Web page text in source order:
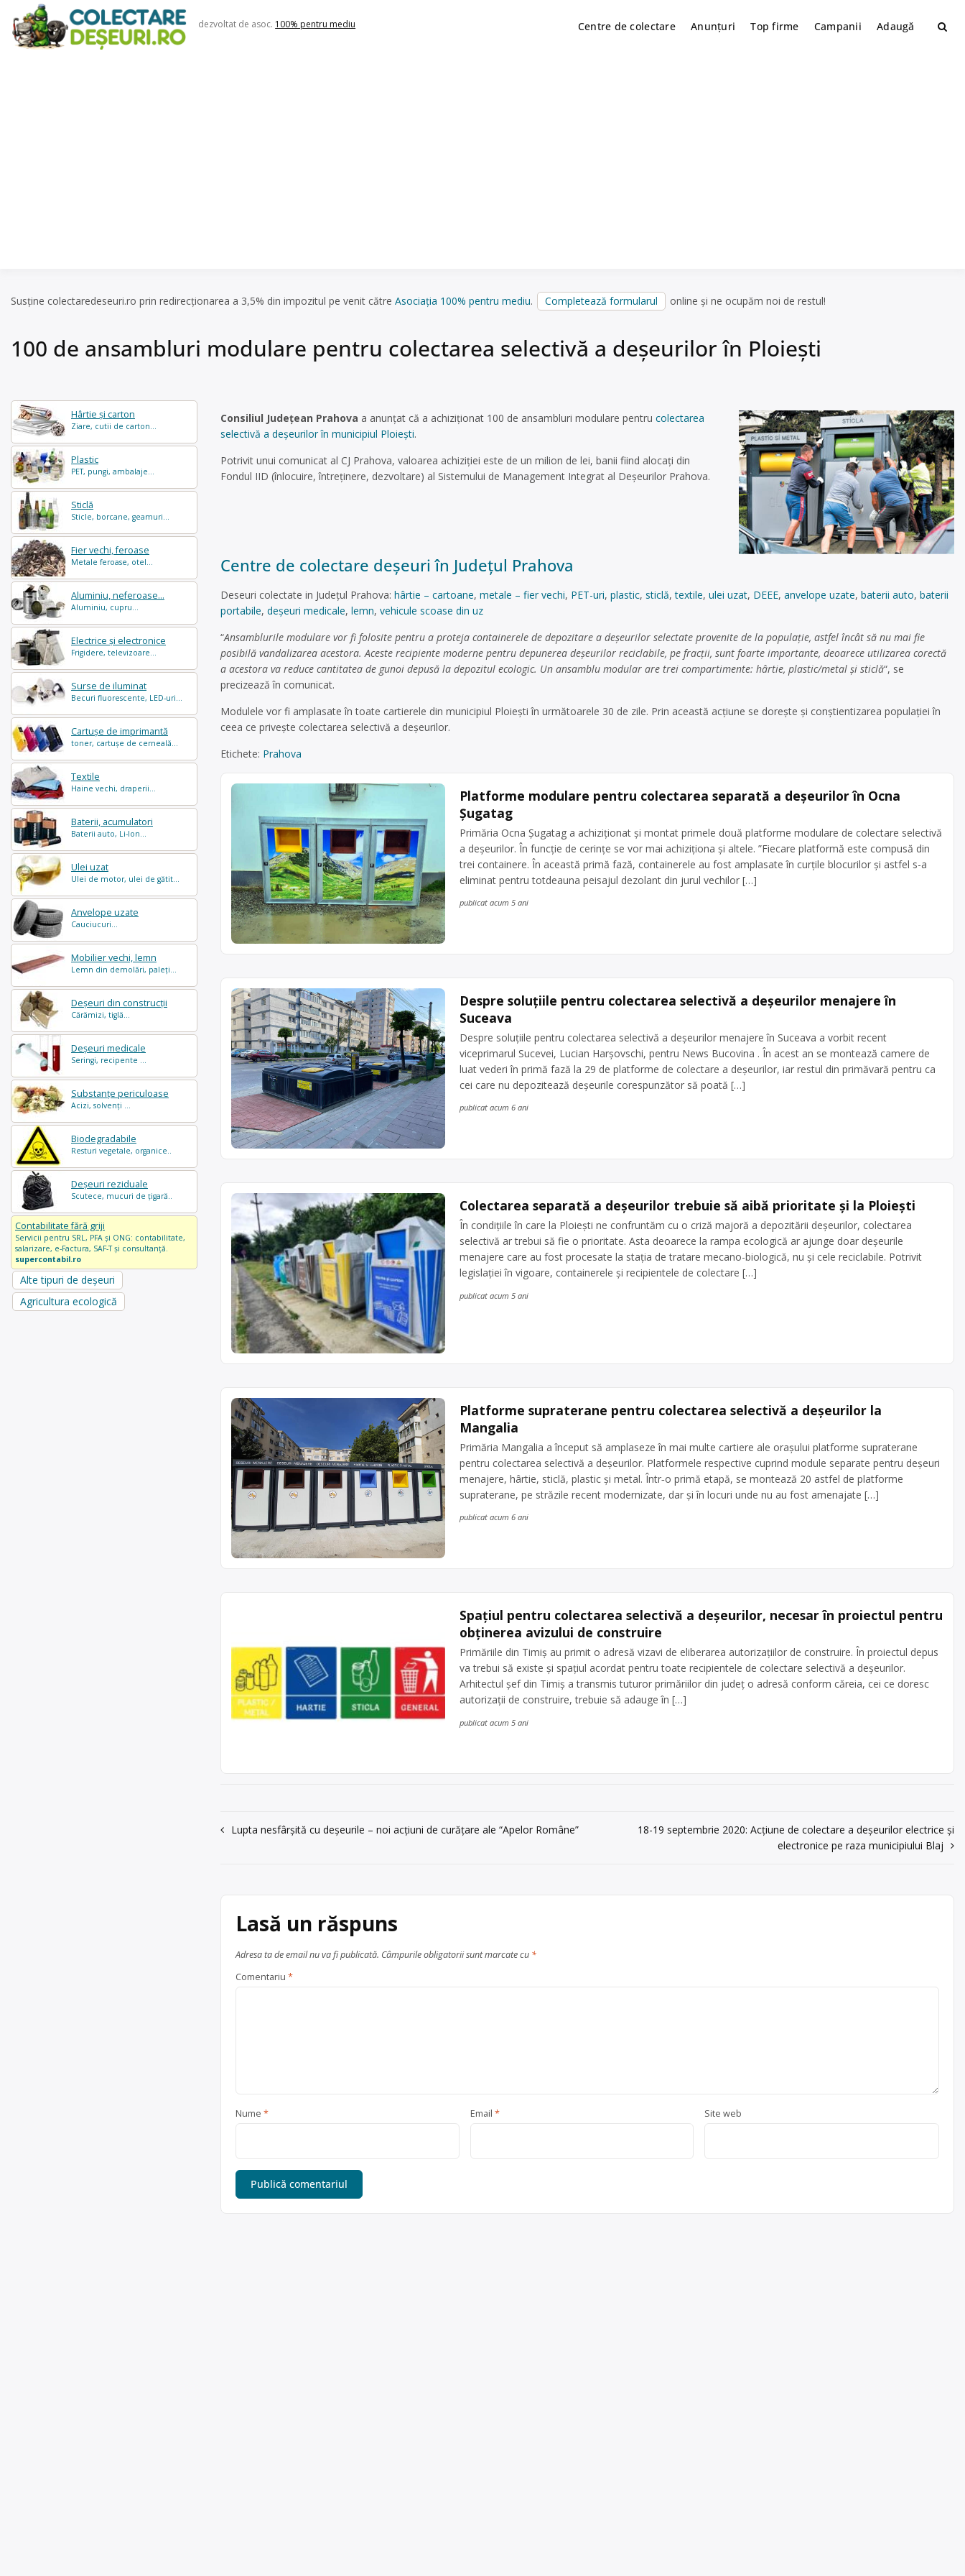
content
dezvoltat de asoc. 100% pentru mediu Centre de colectare Anunțuri Top firme Campanii Adaugă
Susține colectaredeseuri.ro prin redirecționarea a 3,5% din impozitul pe venit către Asociația 100% pentru mediu. Completează formularul online și ne ocupăm noi de restul!
100 de ansambluri modulare pentru colectarea selectivă a deşeurilor în Ploieşti
Hârtie și carton
Ziare, cutii de carton...
Plastic
PET, pungi, ambalaje...
Sticlă
Sticle, borcane, geamuri...
Fier vechi, feroase
Metale feroase, otel...
Aluminiu, neferoase...
Aluminiu, cupru...
Electrice și electronice
Frigidere, televizoare...
Surse de iluminat
Becuri fluorescente, LED-uri...
Cartușe de imprimantă
toner, cartușe de cerneală...
Textile
Haine vechi, draperii...
Baterii, acumulatori
Baterii auto, Li-Ion...
Ulei uzat
Ulei de motor, ulei de gătit...
Anvelope uzate
Cauciucuri...
Mobilier vechi, lemn
Lemn din demolări, paleți...
Deșeuri din construcții
Cărămizi, tiglă...
Deșeuri medicale
Seringi, recipente ...
Substanțe periculoase
Acizi, solvenți ...
Biodegradabile
Resturi vegetale, organice..
Deșeuri reziduale
Scutece, mucuri de țigară..
Contabilitate fără griji
Servicii pentru SRL, PFA și ONG: contabilitate,
salarizare, e-Factura, SAF-T și consultanță.
supercontabil.ro
Alte tipuri de deșeuri
Agricultura ecologică
Consiliul Judeţean Prahova a anunţat că a achiziţionat 100 de ansambluri modulare pentru colectarea
selectivă a deşeurilor în municipiul Ploieşti.
Potrivit unui comunicat al CJ Prahova, valoarea achiziţiei este de un milion de lei, banii fiind alocaţi din
Fondul IID (înlocuire, întreţinere, dezvoltare) al Sistemului de Management Integrat al Deşeurilor Prahova.
Centre de colectare deşeuri în Județul Prahova
Deseuri colectate in Județul Prahova: hârtie – cartoane, metale – fier vechi, PET-uri, plastic, sticlă,textile, ulei uzat, DEEE, anvelope uzate, baterii auto, baterii
portabile, deșeuri medicale, lemn, vehicule scoase din uz
“Ansamblurile modulare vor fi folosite pentru a proteja containerele de depozitare a deşeurilor selectate provenite de la populaţie, astfel încât să nu mai fie
posibilă vandalizarea acestora. Aceste recipiente moderne pentru depunerea deşeurilor reciclabile, pe fracţii, sunt foarte importante, deoarece utilizarea corectă
a acestora va reduce cantitatea de gunoi depusă la depozitul ecologic. Un ansamblu modular are trei compartimente: hârtie, plastic/metal şi sticlă“, se
precizează în comunicat.
Modulele vor fi amplasate în toate cartierele din municipiul Ploieşti în următoarele 30 de zile. Prin această acţiune se doreşte şi conştientizarea populaţiei în
ceea ce priveşte colectarea selectivă a deşeurilor.
Etichete: Prahova
Platforme modulare pentru colectarea separată a deșeurilor în Ocna
Șugatag
Primăria Ocna Șugatag a achiziționat și montat primele două platforme modulare de colectare selectivă
a deșeurilor. În funcție de cerințe se vor mai achiziționa și altele. ”Fiecare platformă este compusă din
trei containere. În această primă fază, containerele au fost amplasate în curțile blocurilor și astfel s-a
eliminat pentru totdeauna peisajul dezolant din jurul vechilor […]
publicat acum 5 ani
Despre soluțiile pentru colectarea selectivă a deșeurilor menajere în
Suceava
Despre soluțiile pentru colectarea selectivă a deșeurilor menajere în Suceava a vorbit recent
viceprimarul Sucevei, Lucian Harșovschi, pentru News Bucovina . În acest an se montează camere de
luat vederi în primă fază la 29 de platforme de colectare a deșeurilor, iar restul din primăvară pentru ca
cei care nu depozitează deșeurile corespunzător să poată […]
publicat acum 6 ani
Colectarea separată a deșeurilor trebuie să aibă prioritate și la Ploiești
În condițiile în care la Ploiești ne confruntăm cu o criză majoră a depozitării deșeurilor, colectarea
selectivă ar trebui să fie o prioritate. Asta deoarece la rampa ecologică ar ajunge doar deșeurile
menajere care au fost procesate la stația de tratare mecano-biologică, nu și cele reciclabile. Potrivit
legislației în vigoare, containerele și recipientele de colectare […]
publicat acum 5 ani
Platforme supraterane pentru colectarea selectivă a deșeurilor la
Mangalia
Primăria Mangalia a început să amplaseze în mai multe cartiere ale orașului platforme supraterane
pentru colectarea selectivă a deșeurilor. Platformele respective cuprind module separate pentru deșeuri
menajere, hârtie, sticlă, plastic și metal. Într‑o primă etapă, se montează 20 astfel de platforme
supraterane, pe străzile recent modernizate, dar și în locuri unde nu au fost amenajate […]
publicat acum 6 ani
Spațiul pentru colectarea selectivă a deșeurilor, necesar în proiectul pentru
obținerea avizului de construire
Primăriile din Timiș au primit o adresă vizavi de eliberarea autorizațiilor de construire. În proiectul depus
va trebui să existe și spațiul acordat pentru toate recipientele de colectare selectivă a deșeurilor.
Arhitectul șef din Timiș a transmis tuturor primăriilor din județ o adresă conform căreia, cei ce doresc
autorizații de construire, trebuie să adauge în […]
publicat acum 5 ani
Navigare
Lupta nesfârșită cu deșeurile – noi acțiuni de curăţare ale “Apelor Române”
18-19 septembrie 2020: Acțiune de colectare a deșeurilor electrice și
electronice pe raza municipiului Blaj
Lasă un răspuns
Adresa ta de email nu va fi publicată. Câmpurile obligatorii sunt marcate cu *
Comentariu *
Nume * Email * Site web